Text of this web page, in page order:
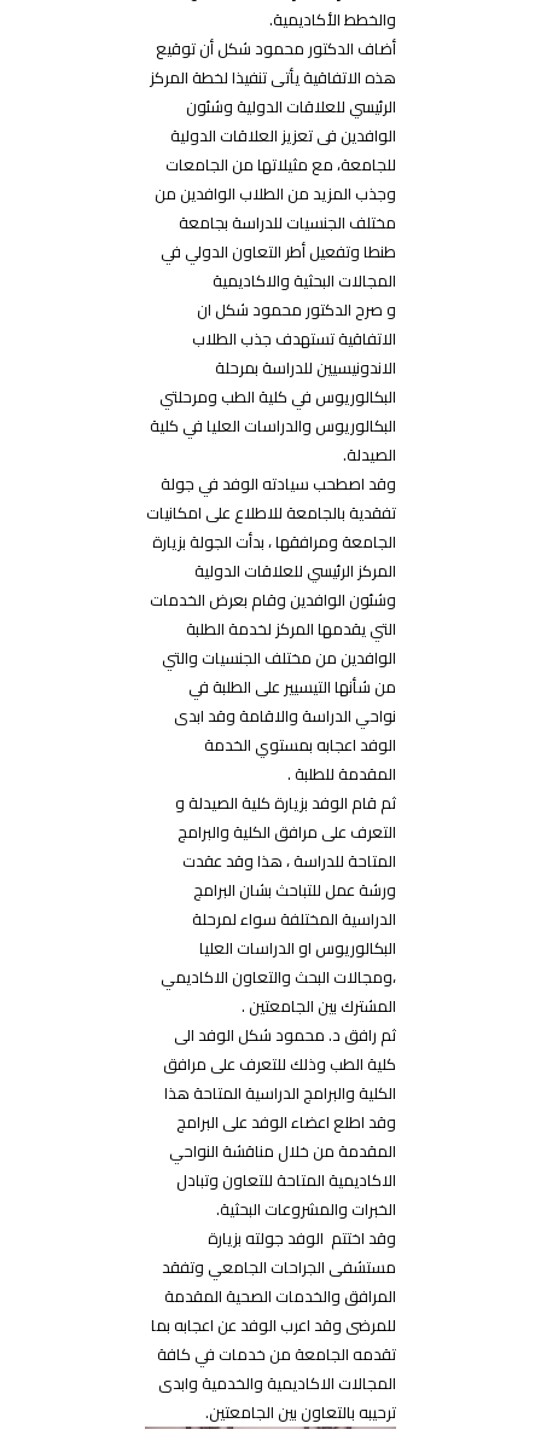
والخطط الأكاديمية.
أضاف الدكتور محمود شكل أن توقيع
هذه الاتفاقية يأتى تنفيذا لخطة المركز
الرئيسي للعلاقات الدولية وشئون
الوافدين فى تعزيز العلاقات الدولية
للجامعة، مع مثيلاتها من الجامعات
وجذب المزيد من الطلاب الوافدين من
مختلف الجنسيات للدراسة بجامعة
طنطا وتفعيل أطر التعاون الدولي في
المجالات البحثية والاكاديمية
و صرح الدكتور محمود شكل ان
الاتفاقية تستهدف جذب الطلاب
الاندونيسيين للدراسة بمرحلة
البكالوريوس في كلية الطب ومرحلتي
البكالوريوس والدراسات العليا في كلية
الصيدلة.
وقد اصطحب سيادته الوفد في جولة
تفقدية بالجامعة للاطلاع على امكانيات
الجامعة ومرافقها ، بدأت الجولة بزيارة
المركز الرئيسي للعلاقات الدولية
وشئون الوافدين وقام بعرض الخدمات
التي يقدمها المركز لخدمة الطلبة
الوافدين من مختلف الجنسيات والتي
من شأنها التيسيير على الطلبة في
نواحي الدراسة والاقامة وقد ابدى
الوفد اعجابه بمستوي الخدمة
المقدمة للطلبة .
ثم قام الوفد بزيارة كلية الصيدلة و
التعرف على مرافق الكلية والبرامج
المتاحة للدراسة ، هذا وقد عقدت
ورشة عمل للتباحث بشان البرامج
الدراسية المختلفة سواء لمرحلة
البكالوريوس او الدراسات العليا
،ومجالات البحث والتعاون الاكاديمي
المشترك بين الجامعتين .
ثم رافق د. محمود شكل الوفد الى
كلية الطب وذلك للتعرف على مرافق
الكلية والبرامج الدراسية المتاحة هذا
وقد اطلع اعضاء الوفد على البرامج
المقدمة من خلال مناقشة النواحي
الاكاديمية المتاحة للتعاون وتبادل
الخبرات والمشروعات البحثية.
وقد اختتم الوفد جولته بزيارة
مستشفى الجراحات الجامعي وتفقد
المرافق والخدمات الصحية المقدمة
للمرضى وقد اعرب الوفد عن اعجابه بما
تقدمه الجامعة من خدمات في كافة
المجالات الاكاديمية والخدمية وابدى
ترحيبه بالتعاون بين الجامعتين.